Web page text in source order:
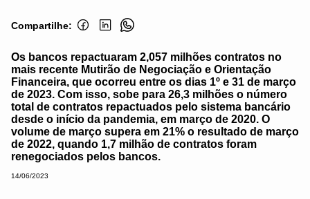
Compartilhe:
Os bancos repactuaram 2,057 milhões contratos no
mais recente Mutirão de Negociação e Orientação
Financeira, que ocorreu entre os dias 1º e 31 de março
de 2023. Com isso, sobe para 26,3 milhões o número
total de contratos repactuados pelo sistema bancário
desde o início da pandemia, em março de 2020. O
volume de março supera em 21% o resultado de março
de 2022, quando 1,7 milhão de contratos foram
renegociados pelos bancos.
14/06/2023